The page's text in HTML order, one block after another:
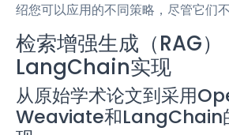
绍您可以应用的不同策略，尽管它们不
检索增强生成（RAG
LangChain实现
从原始学术论文到采用
Weaviate和LangChain